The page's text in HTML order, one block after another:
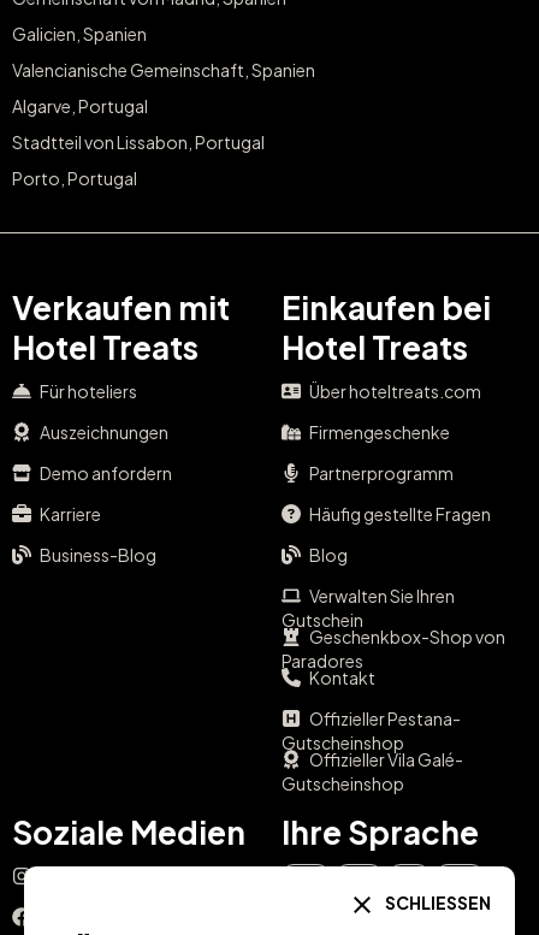
Galicien, Spanien
Valencianische Gemeinschaft, Spanien
Algarve, Portugal
Stadtteil von Lissabon, Portugal
Porto, Portugal
Verkaufen mit
Hotel Treats
Für hoteliers
Auszeichnungen
Demo anfordern
Karriere
Business-Blog
Einkaufen bei
Hotel Treats
Über hoteltreats.com
Firmengeschenke
Partnerprogramm
Häufig gestellte Fragen
Blog
Verwalten Sie Ihren
Gutschein
Geschenkbox-Shop von
Paradores
Kontakt
Offizieller Pestana-
Gutscheinshop
Offizieller Vila Galé-
Gutscheinshop
Soziale Medien Ihre Sprache
SCHLIESSEN